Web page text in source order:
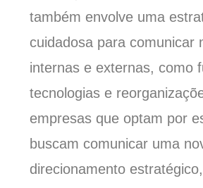
também envolve uma
cuidadosa para comunicar
internas e externas, como
tecnologias e
empresas que optam por
buscam comunicar uma
direcionamento